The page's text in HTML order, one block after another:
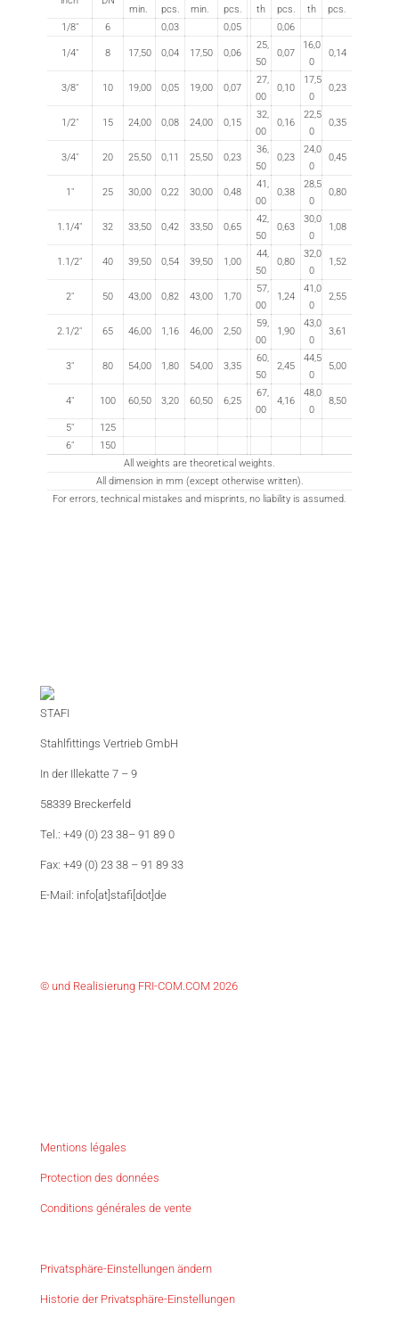
min.
pcs.
min.
pcs.
th
pcs.
th
pcs.
1/8"
6 0,03 0,05 0,06
1/4" 8 17,50 0,04 17,50 0,06
25,
50
0,07
16,0
0
0,14
3/8" 10 19,00 0,05 19,00 0,07
27,
00
0,10
17,5
0
0,23
1/2" 15 24,00 0,08 24,00 0,15
32,
00
0,16
22,5
0
0,35
3/4" 20 25,50 0,11 25,50 0,23
36,
50
0,23
24,0
0
0,45
1" 25 30,00 0,22 30,00 0,48
41,
00
0,38
28,5
0
0,80
1.1/4" 32 33,50 0,42 33,50 0,65
42,
50
0,63
30,0
0
1,08
1.1/2" 40 39,50 0,54 39,50 1,00
44,
50
0,80
32,0
0
1,52
2" 50 43,00 0,82 43,00 1,70
57,
00
1,24
41,0
0
2,55
2.1/2" 65 46,00 1,16 46,00 2,50
59,
00
1,90
43,0
0
3,61
3" 80 54,00 1,80 54,00 3,35
60,
50
2,45
44,5
0
5,00
4" 100 60,50 3,20 60,50 6,25
67,
00
4,16
48,0
0
8,50
5"
125
6"
150
All weights are theoretical weights.
All dimension in mm (except otherwise written).
For errors, technical mistakes and misprints, no liability is assumed.
STAFI
Stahlfittings Vertrieb GmbH
In der Illekatte 7 – 9
58339 Breckerfeld
Tel.: +49 (0) 23 38– 91 89 0
Fax: +49 (0) 23 38 – 91 89 33
E-Mail: info[at]stafi[dot]de
© und Realisierung FRI-COM.COM 2026
Mentions légales
Protection des données
Conditions générales de vente
Privatsphäre-Einstellungen ändern
Historie der Privatsphäre-Einstellungen